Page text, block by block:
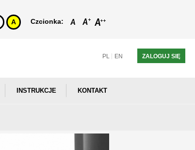
Czcionka:
A
PL EN ZALOGUJ SIĘ
INSTRUKCJE KONTAKT